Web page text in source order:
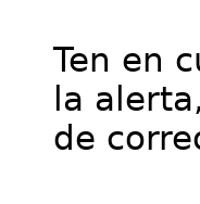
Ten en
la
de